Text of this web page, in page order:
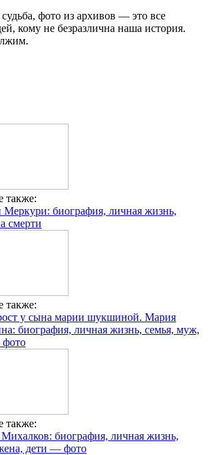
фото из архивов — это все
кому не безразлична наша история.
также:
биография, личная жизнь,
смерти
также:
у сына марии шукшиной. Мария
биография, личная жизнь, семья, муж,
также:
биография, личная жизнь,
дети — фото